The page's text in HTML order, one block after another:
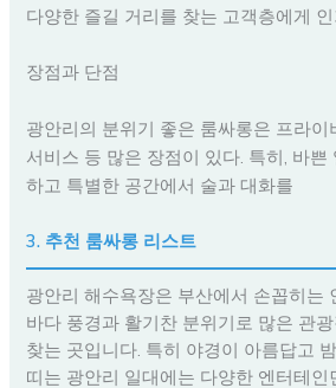
다양한 즐길 거리를 찾는 고객층에게
장점과 단점
광안리의 분위기 좋은 룸싸롱은 프라이
서비스 등 많은 장점이 있다. 특히, 바
하고 특별한 공간에서 술과 대화를
3. 추천 룸싸롱 리스트
광안리 해수욕장은 부산에서 손꼽히는
바다 풍경과 활기찬 분위기로 많은 관
찾는 곳입니다. 특히 야경이 아름답고
띠는 광안리 일대에는 다양한 엔터테